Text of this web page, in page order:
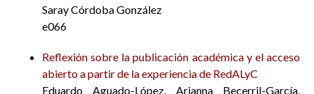
Saray Córdoba González
e066
Reflexión sobre la publicación académica y el acceso
abierto a partir de la experiencia de RedALyC
Eduardo Aguado-López, Arianna Becerril-García,